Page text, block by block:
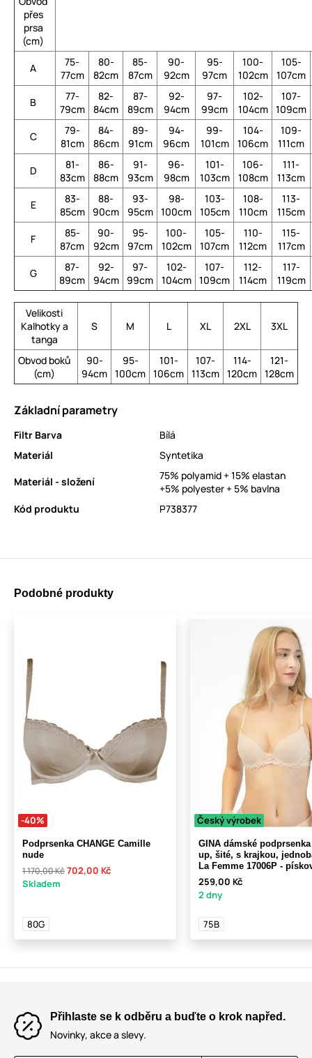
přes
prsa
(cm)
A
75-
77cm
80-
82cm
85-
87cm
90-
92cm
95-
97cm
100-
102cm
105-
107cm
B
77-
79cm
82-
84cm
87-
89cm
92-
94cm
97-
99cm
102-
104cm
107-
109cm
C
79-
81cm
84-
86cm
89-
91cm
94-
96cm
99-
101cm
104-
106cm
109-
111cm
D
81-
83cm
86-
88cm
91-
93cm
96-
98cm
101-
103cm
106-
108cm
111-
113cm
E
83-
85cm
88-
90cm
93-
95cm
98-
100cm
103-
105cm
108-
110cm
113-
115cm
F
85-
87cm
90-
92cm
95-
97cm
100-
102cm
105-
107cm
110-
112cm
115-
117cm
G
87-
89cm
92-
94cm
97-
99cm
102-
104cm
107-
109cm
112-
114cm
117-
119cm
Velikosti
Kalhotky a
tanga
S M L XL 2XL 3XL
Obvod boků
(cm)
90-
94cm
95-
100cm
101-
106cm
107-
113cm
114-
120cm
121-
128cm
Základní parametry
Filtr Barva
Bílá
Materiál
Syntetika
Materiál - složení
75% polyamid + 15% elastan
+5% polyester + 5% bavlna
Kód produktu
P738377
Podobné produkty
-40%
Podprsenka CHANGE Camille
nude
1 170,00 Kč702,00 Kč
Skladem
80G
Český výrobek
GINA dámské
up, šité, s krajkou,
La Femme 17006P -
259,00 Kč
2 dny
75B
Přihlaste se k odběru a buďte o krok napřed.
Novinky, akce a slevy.